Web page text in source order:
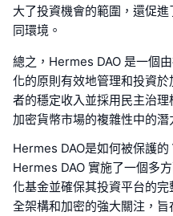
大了投資機會的範圍，還促
同環境。
總之，Hermes DAO 是一個
化的原則有效地管理和投資
者的穩定收入並採用民主治
加密貨幣市場的複雜性中的潛
Hermes DAO是如何被保護的
Hermes DAO 實施了一個多
化基金並確保其投資平台的
全架構和加密的強大關注，